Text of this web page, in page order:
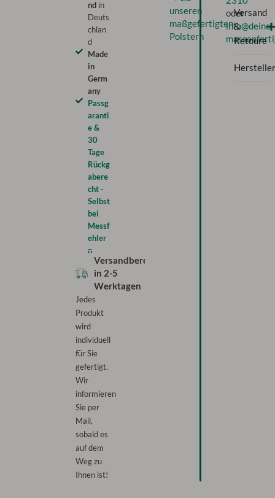
nd in
Deuts
chlan
d
Made
in
Germ
any
Passg
aranti
e &
30
Tage
Rückg
abere
cht -
Selbst
bei
Messf
ehler
n
Versandbereit
in 2-5
Werktagen
Jedes
Produkt
wird
individuell
für Sie
gefertigt.
Wir
informieren
Sie per
Mail,
sobald es
auf dem
Weg zu
Ihnen ist!
unseren
maßgefertigten
Polstern
oder
info@deine-
Versand
&
Retoure